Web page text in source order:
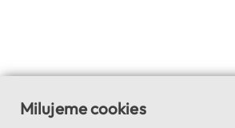
Milujeme cookies